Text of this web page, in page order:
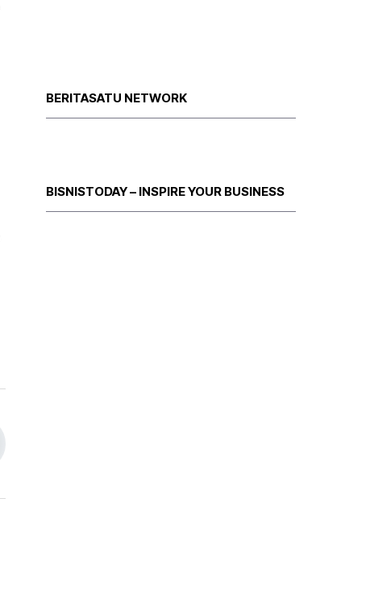
BERITASATU NETWORK
BISNISTODAY – INSPIRE YOUR BUSINESS